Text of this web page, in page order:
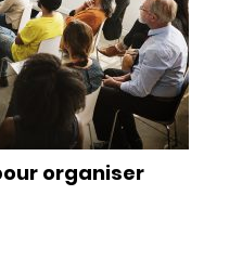
organiser